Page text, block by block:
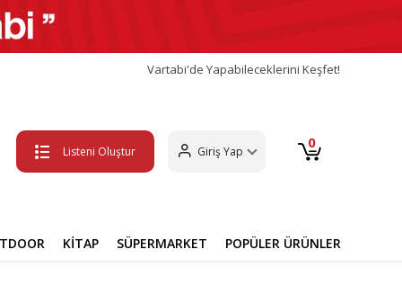
Vartabi'de Yapabileceklerini Keşfet!
Listeni Oluştur Giriş Yap 0
KİTAP SÜPERMARKET POPÜLER ÜRÜNLER